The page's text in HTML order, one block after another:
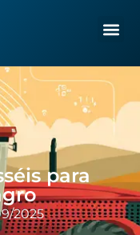
para
2025